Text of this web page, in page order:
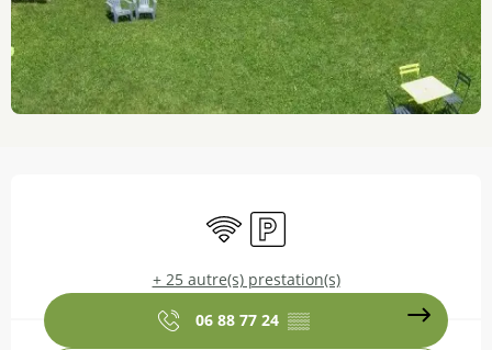
WiFi Parking
+ 25 autre(s) prestation(s)
06 88 77 24 ▒▒